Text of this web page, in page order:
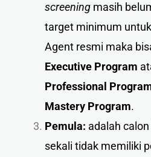
screening masih
target minimum
Agent resmi maka
Executive Program
Professional
Mastery Program.
Pemula: adalah
sekali tidak memiliki